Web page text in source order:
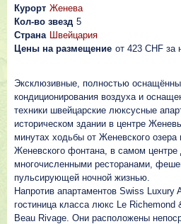
Курорт Женева
Кол-во звезд 5
Страна Швейцария
Цены на размещение от 423 CHF за
Эксклюзивные, полностью
кондиционирования воздуха и
техники швейцарские люксусные
историческом здании в центре
минутах ходьбы от Женевского озера
Женевского фонтана, в самом центре
многочисленными ресторанами,
пульсирующей ночной жизнью.
Напротив апартаментов Swiss Luxury
гостиница класса люкс Le Richemond
Beau Rivage. Они расположены